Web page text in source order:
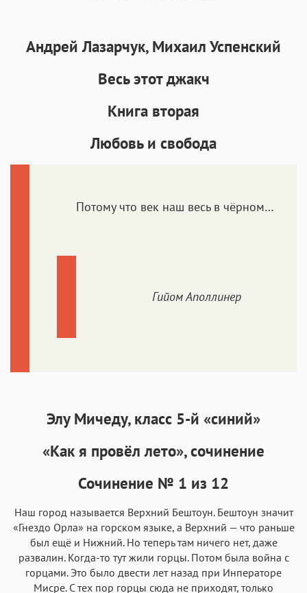
Аа
Roboto
Аа
Garamond
Аа
Fira Sans
Аа
Times
Аа Аа
Arial Аа
Georgia
Андрей Лазарчук, Михаил Успенский
Весь этот джакч
Книга вторая
Любовь и свобода
Потому что век наш весь в чёрном…
Гийом Аполлинер
Элу Мичеду, класс 5-й «синий»
«Как я провёл лето», сочинение
Сочинение № 1 из 12
Наш город называется Верхний Бештоун. Бештоун значит
«Гнездо Орла» на горском языке, а Верхний — что раньше
был ещё и Нижний. Но теперь там ничего нет, даже
развалин. Когда-то тут жили горцы. Потом была война с
горцами. Это было двести лет назад при Инператоре
Мисре. С тех пор горцы сюда не приходят, только